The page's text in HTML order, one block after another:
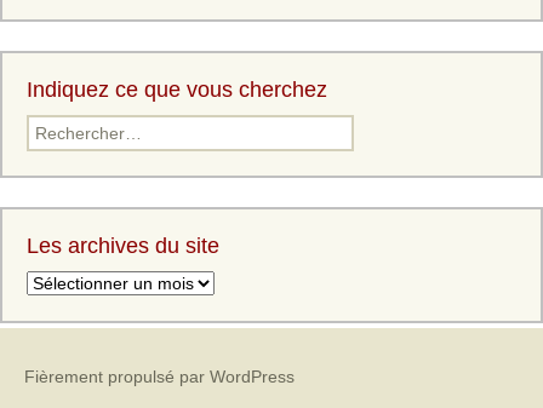
Indiquez ce que vous cherchez
Les archives du site
Fièrement propulsé par WordPress